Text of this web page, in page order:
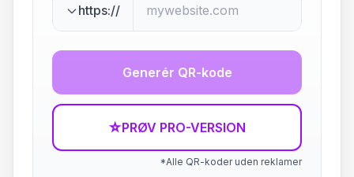
https://
Generér QR-kode
☆PRØV PRO-VERSION
*Alle QR-koder uden reklamer